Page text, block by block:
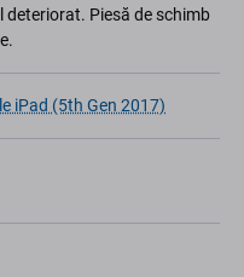
Piesă de schimb
iPad (5th Gen 2017)